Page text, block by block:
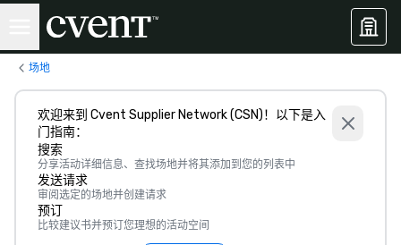
场地
欢迎来到 Cvent Supplier Network (CSN)！以下是入
门指南：
搜索
分享活动详细信息、查找场地并将其添加到您的列表中
发送请求
审阅选定的场地并创建请求
预订
比较建议书并预订您理想的活动空间